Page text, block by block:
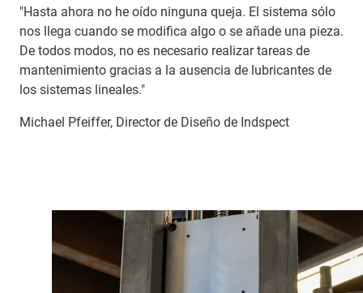
"Hasta ahora no he oído ninguna queja. El sistema sólo
nos llega cuando se modifica algo o se añade una pieza.
De todos modos, no es necesario realizar tareas de
mantenimiento gracias a la ausencia de lubricantes de
los sistemas lineales."
Michael Pfeiffer, Director de Diseño de Indspect